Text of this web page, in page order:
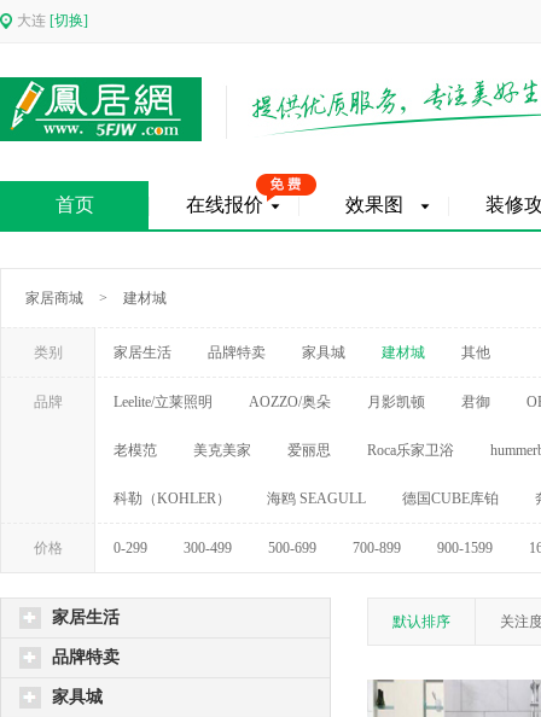
大连 [切换]
首页 在线报价 效果图 装修
家居商城 > 建材城
类别 家居生活 品牌特卖 家具城 建材城 其他
品牌 Leelite/立莱照明 AOZZO/奥朵 月影凯顿 君御
老模范 美克美家 爱丽思 Roca乐家卫浴
科勒（KOHLER） 海鸥 SEAGULL 德国CUBE库铂
价格 0-299 300-499 500-699 700-899 900-1599
家居生活
品牌特卖
家具城
默认排序 关注